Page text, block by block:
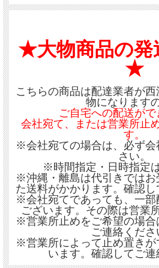
★大物商品の発
★
こちらの商品は配達業者が
物になります
ご自宅への配送がで
会社宛て、または営業所止
す。
※会社宛ての場合は、必ず会
さい。
※時間指定・日時指定
※沖縄・離島は代引きではお
た送料がかかります。確認し
※会社宛てであっても、一部
ございます。その際は営業
※営業所止めをご希望の場合
ご連絡くださ
※営業所によって止め置きが
います。確認してご連